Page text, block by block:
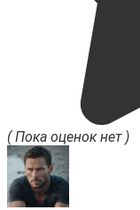
( Пока оценок нет )